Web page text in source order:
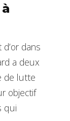
dans
a deux
de lutte
objectif
qui